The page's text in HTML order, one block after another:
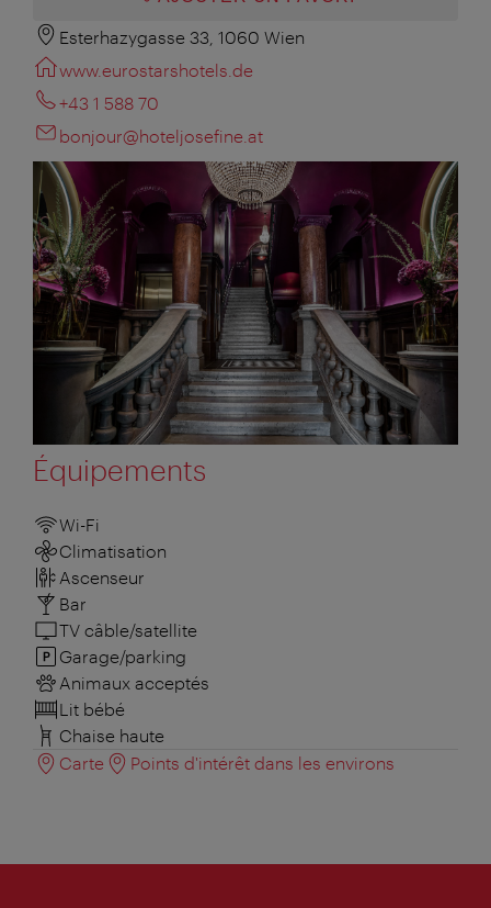
Esterhazygasse 33, 1060 Wien
www.eurostarshotels.de
+43 1 588 70
bonjour@hoteljosefine.at
Équipements
Wi-Fi
Climatisation
Ascenseur
Bar
TV câble/satellite
Garage/parking
Animaux acceptés
Lit bébé
Chaise haute
Carte
Points d'intérêt dans les environs